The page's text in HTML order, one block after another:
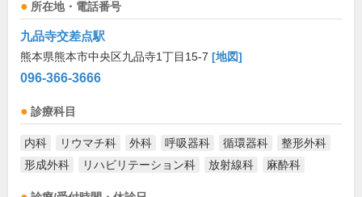
所在地・電話番号
九品寺交差点駅
熊本県熊本市中央区九品寺1丁目15-7 [地図]
096-366-3666
診療科目
内科 リウマチ科 外科 呼吸器科 循環器科
整形外科
形成外科
リハビリテーション科 放射線科 麻酔科